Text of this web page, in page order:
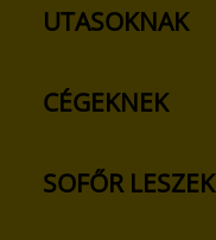
UTASOKNAK
CÉGEKNEK
SOFŐR LESZEK